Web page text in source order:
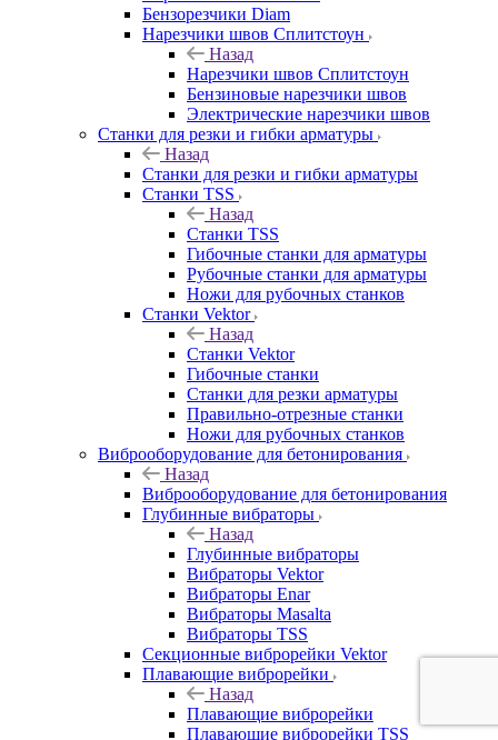
Бензорезчики Diam
Нарезчики швов Сплитстоун
Назад
Нарезчики швов Сплитстоун
Бензиновые нарезчики швов
Электрические нарезчики швов
Станки для резки и гибки арматуры
Назад
Станки для резки и гибки арматуры
Станки TSS
Назад
Станки TSS
Гибочные станки для арматуры
Рубочные станки для арматуры
Ножи для рубочных станков
Станки Vektor
Назад
Станки Vektor
Гибочные станки
Станки для резки арматуры
Правильно-отрезные станки
Ножи для рубочных станков
Виброоборудование для бетонирования
Назад
Виброоборудование для бетонирования
Глубинные вибраторы
Назад
Глубинные вибраторы
Вибраторы Vektor
Вибраторы Enar
Вибраторы Masalta
Вибраторы TSS
Секционные виброрейки Vektor
Плавающие виброрейки
Назад
Плавающие виброрейки
Плавающие виброрейки TSS